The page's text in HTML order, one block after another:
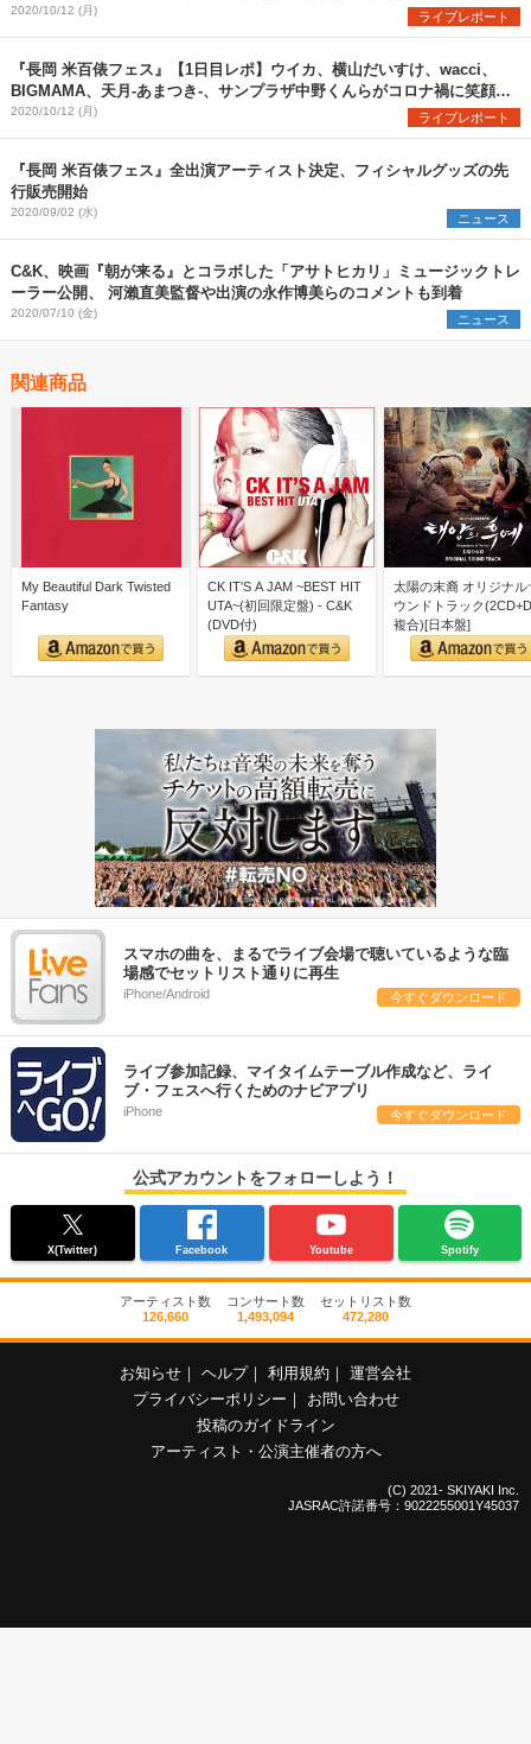
た未来への希望
2020/10/12 (月) ライブレポート
『長岡 米百俵フェス』【1日目レポ】ウイカ、横山だいすけ、wacci、
BIGMAMA、天月-あまつき-、サンプラザ中野くんらがコロナ禍に笑顔と
希望を届ける
2020/10/12 (月) ライブレポート
『長岡 米百俵フェス』全出演アーティスト決定、フィシャルグッズの先
行販売開始
2020/09/02 (水) ニュース
C&K、映画『朝が来る』とコラボした「アサトヒカリ」ミュージックトレ
ーラー公開、 河瀨直美監督や出演の永作博美らのコメントも到着
2020/07/10 (金) ニュース
関連商品
My Beautiful Dark Twisted
Fantasy
CK IT'S A JAM ~BEST HIT
UTA~(初回限定盤) - C&K
(DVD付)
太陽の末裔 オリジナル
ウンドトラック
複合)[日本盤]
スマホの曲を、まるでライブ会場で聴いているような臨
場感でセットリスト通りに再生
iPhone/Android 今すぐダウンロード
ライブ参加記録、マイタイムテーブル作成など、ライ
ブ・フェスへ行くためのナビアプリ
iPhone 今すぐダウンロード
公式アカウントをフォローしよう！
X(Twitter) Facebook Youtube Spotify
アーティスト数
126,660
コンサート数
1,493,094
セットリスト数
472,280
お知らせ ヘルプ 利用規約
運営会社
プライバシーポリシー
お問い合わせ
投稿のガイドライン
アーティスト・公演主催者の方へ
(C) 2021- SKIYAKI Inc.
JASRAC許諾番号：9022255001Y45037